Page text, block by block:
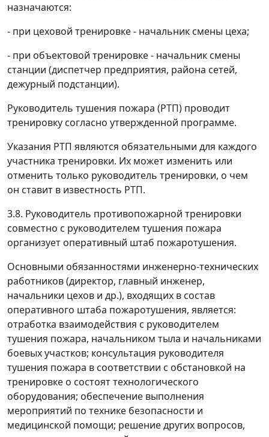
назначаются:
- при цеховой тренировке - начальник смены цеха;
- при объектовой тренировке - начальник смены
станции (диспетчер предприятия, района сетей,
дежурный подстанции).
Руководитель тушения пожара (РТП) проводит
тренировку согласно утвержденной программе.
Указания РТП являются обязательными для каждого
участника тренировки. Их может изменить или
отменить только руководитель тренировки, о чем
он ставит в известность РТП.
3.8. Руководитель противопожарной тренировки
совместно с руководителем тушения пожара
организует оперативный штаб пожаротушения.
Основными обязанностями инженерно-технических
работников (директор, главный инженер,
начальники цехов и др.), входящих в состав
оперативного штаба пожаротушения, является:
отработка взаимодействия с руководителем
тушения пожара, начальником тыла и начальниками
боевых участков; консультация руководителя
тушения пожара в соответствии с обстановкой на
тренировке о состоят технологического
оборудования; обеспечение выполнения
мероприятий по технике безопасности и
медицинской помощи; решение других вопросов,